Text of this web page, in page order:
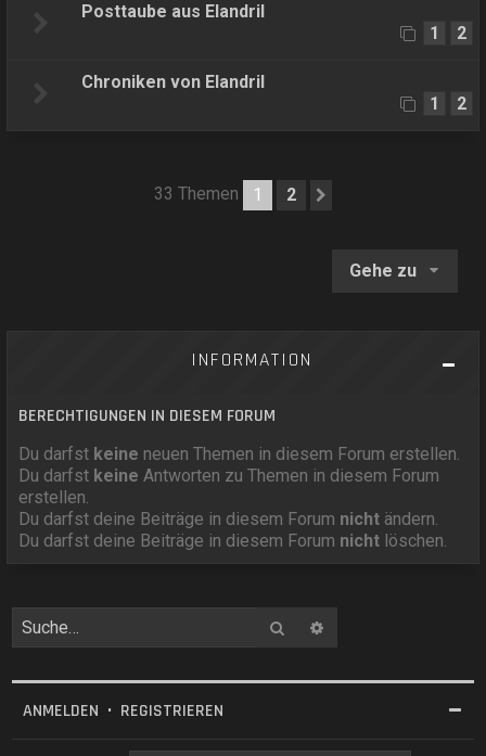
Posttaube aus Elandril
1
2
Chroniken von Elandril
1
2
33 Themen 1 2
Gehe zu
INFORMATION
BERECHTIGUNGEN IN DIESEM FORUM
Du darfst keine neuen Themen in diesem Forum erstellen.
Du darfst keine Antworten zu Themen in diesem Forum
erstellen.
Du darfst deine Beiträge in diesem Forum nicht ändern.
Du darfst deine Beiträge in diesem Forum nicht löschen.
Suche
ANMELDEN • REGISTRIEREN